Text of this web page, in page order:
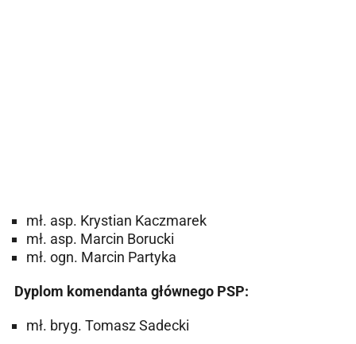
mł. asp. Krystian Kaczmarek
mł. asp. Marcin Borucki
mł. ogn. Marcin Partyka
Dyplom komendanta głównego PSP:
mł. bryg. Tomasz Sadecki